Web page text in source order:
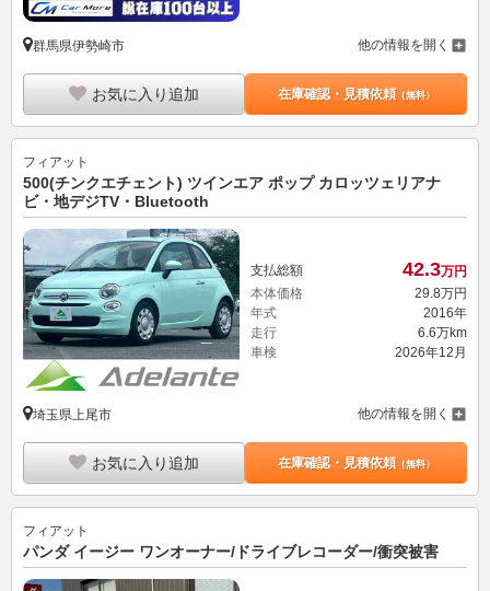
群馬県伊勢崎市 他の情報を開く
お気に入り追加 在庫確認・見積依頼（無料）
フィアット
500(チンクエチェント) ツインエア ポップ カロッツェリアナ
ビ・地デジTV・Bluetooth
支払総額 42.3万円
本体価格
29. 8万円
年式
2016年
走行
6.6万km
車検
2026年12月
埼玉県上尾市 他の情報を開く
お気に入り追加 在庫確認・見積依頼（無料）
フィアット
パンダ イージー ワンオーナー/ドライブレコーダー/衝突被害